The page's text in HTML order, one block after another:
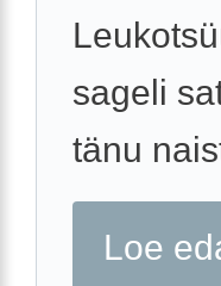
sageli
tänu
Loe